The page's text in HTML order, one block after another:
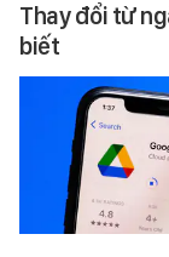
Thay đổi từ
biết